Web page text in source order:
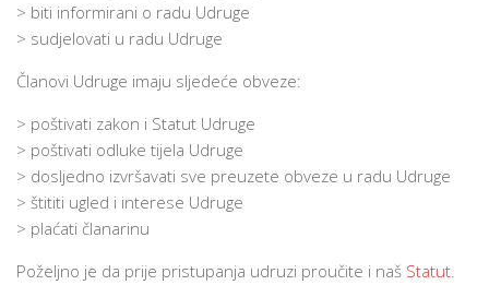
> biti informirani o radu Udruge
> sudjelovati u radu Udruge
Članovi Udruge imaju sljedeće obveze:
> poštivati zakon i Statut Udruge
> poštivati odluke tijela Udruge
> dosljedno izvršavati sve preuzete obveze u radu Udruge
> štititi ugled i interese Udruge
> plaćati članarinu
Poželjno je da prije pristupanja udruzi proučite i naš Statut.